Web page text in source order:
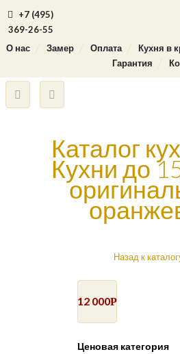
+7 (495)
369-26-55
О нас
Замер Оплата Кухня в
Гарантия
Каталог
Кухни до
Назад к
12 000Р
Ценовая категория